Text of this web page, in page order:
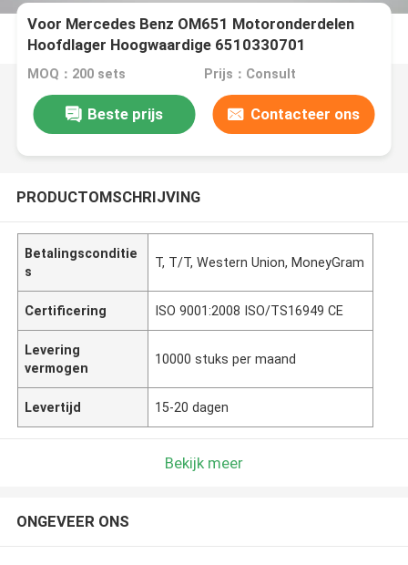
Voor Mercedes Benz OM651 Motoronderdelen
Hoofdlager Hoogwaardige 6510330701
MOQ：200 sets Prijs：Consult
Beste prijs Contacteer ons
PRODUCTOMSCHRIJVING
Betalingsconditie
s
T, T/T, Western Union, MoneyGram
Certificering ISO 9001:2008 ISO/TS16949 CE
Levering
vermogen
10000 stuks per maand
Levertijd 15-20 dagen
Bekijk meer
ONGEVEER ONS